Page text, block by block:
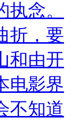
念。
折，要
和由开
电影界
不知道